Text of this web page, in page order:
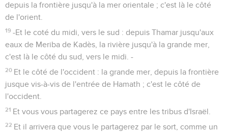
depuis la frontière jusqu'à la mer orientale ; c'est là le côté
de l'orient.
19 -Et le coté du midi, vers le sud : depuis Thamar jusqu'aux
eaux de Meriba de Kadès, la rivière jusqu'à la grande mer,
c'est là le côté du sud, vers le midi. -
20 Et le côté de l'occident : la grande mer, depuis la frontière
jusque vis-à-vis de l'entrée de Hamath ; c'est le côté de
l'occident.
21 Et vous vous partagerez ce pays entre les tribus d'Israël.
22 Et il arrivera que vous le partagerez par le sort, comme un